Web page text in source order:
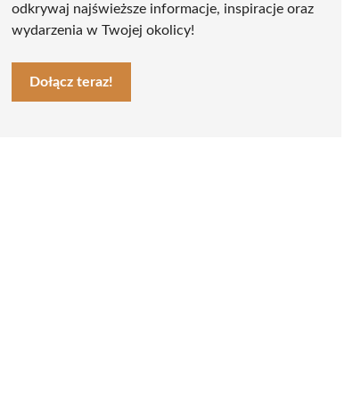
odkrywaj najświeższe informacje, inspiracje oraz
wydarzenia w Twojej okolicy!
Dołącz teraz!